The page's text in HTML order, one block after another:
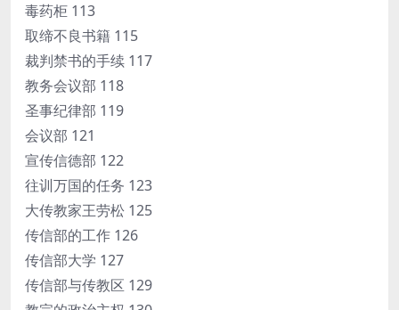
毒药柜 113
取缔不良书籍 115
裁判禁书的手续 117
教务会议部 118
圣事纪律部 119
会议部 121
宣传信德部 122
往训万国的任务 123
大传教家王劳松 125
传信部的工作 126
传信部大学 127
传信部与传教区 129